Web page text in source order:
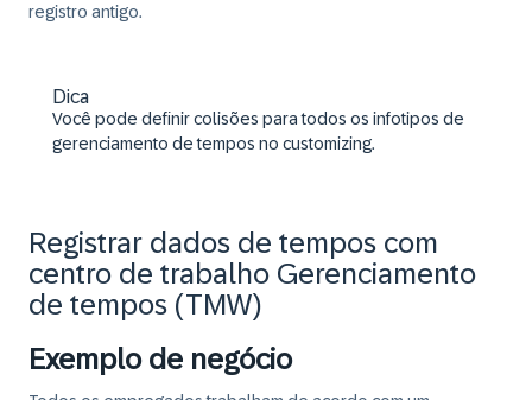
registro antigo.
Dica
Você pode definir colisões para todos os infotipos de
gerenciamento de tempos no customizing.
Registrar dados de tempos com
centro de trabalho Gerenciamento
de tempos (TMW)
Exemplo de negócio